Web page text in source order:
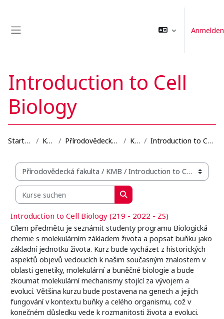
Anmelden
Introduction to Cell
Biology
Startseite Kurse Přírodovědecká fakulta KMB Introduction to Cell Biology
Kursbereiche
Kurse suchen
Kurse suchen
Introduction to Cell Biology (219 - 2022 - ZS)
Cílem předmětu je seznámit studenty programu Biologická
chemie s molekulárním základem života a popsat buňku jako
základní jednotku života. Kurz bude vycházet z historických
aspektů objevů vedoucích k našim současným znalostem v
oblasti genetiky, molekulární a buněčné biologie a bude
zkoumat molekulární mechanismy stojící za vývojem a
evolucí. Většina kurzu bude postavena na genech a jejich
fungování v kontextu buňky a celého organismu, což v
konečném důsledku vede k rozmanitosti života a evoluci.